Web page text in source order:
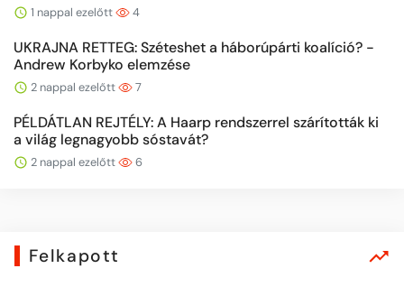
1 nappal ezelőtt 4
UKRAJNA RETTEG: Széteshet a háborúpárti koalíció? -
Andrew Korbyko elemzése
2 nappal ezelőtt 7
PÉLDÁTLAN REJTÉLY: A Haarp rendszerrel szárították ki
a világ legnagyobb sóstavát?
2 nappal ezelőtt 6
Felkapott